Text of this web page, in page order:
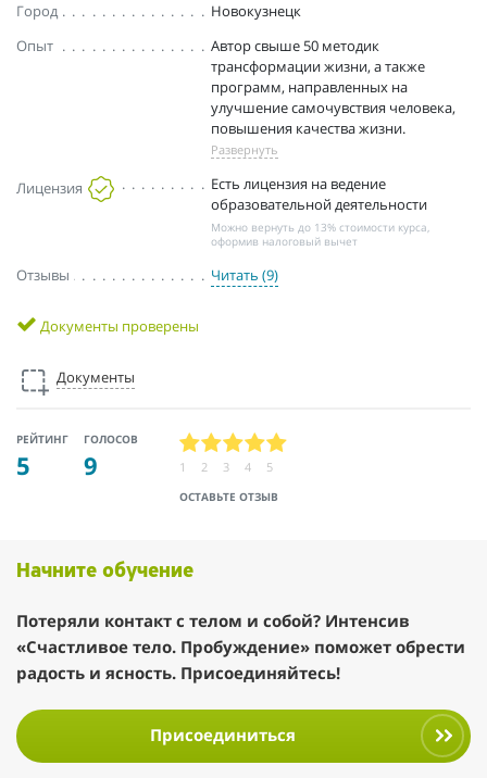
Город
Новокузнецк
Опыт
Автор свыше 50 методик
трансформации жизни, а также
программ, направленных на
улучшение самочувствия человека,
повышения качества жизни.
Развернуть
Лицензия
Есть лицензия на ведение
образовательной деятельности
Можно вернуть до 13% стоимости курса,
оформив налоговый вычет
Отзывы Читать (9)
Документы проверены
Документы
РЕЙТИНГ
5
ГОЛОСОВ
9
ОСТАВЬТЕ ОТЗЫВ
1 2 3 4 5
Начните обучение
Потеряли контакт с телом и собой? Интенсив
«Счастливое тело. Пробуждение» поможет обрести
радость и ясность. Присоединяйтесь!
Присоединиться